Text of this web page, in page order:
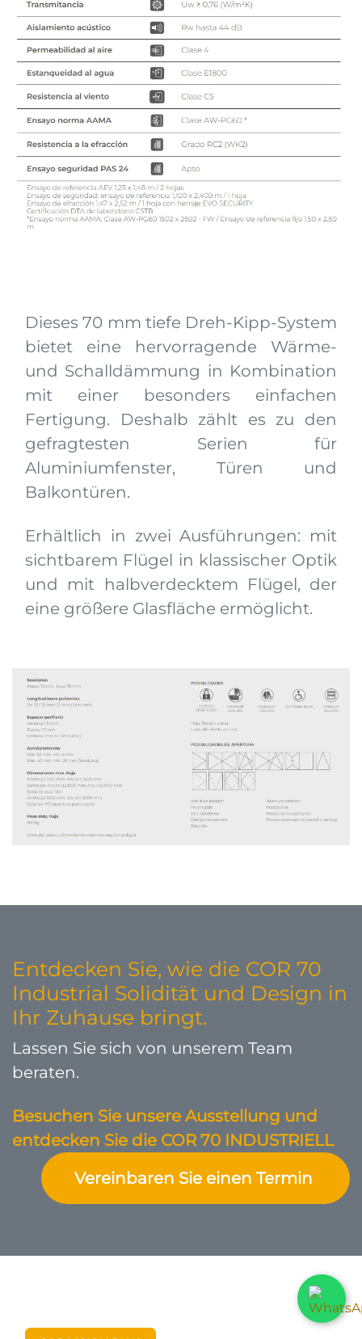
Dieses 70 mm tiefe Dreh-Kipp-System
bietet eine hervorragende Wärme-
und Schalldämmung in Kombination
mit einer besonders einfachen
Fertigung. Deshalb zählt es zu den
gefragtesten Serien für
Aluminiumfenster, Türen und
Balkontüren.
Erhältlich in zwei Ausführungen: mit
sichtbarem Flügel in klassischer Optik
und mit halbverdecktem Flügel, der
eine größere Glasfläche ermöglicht.
Entdecken Sie, wie die COR 70
Industrial Solidität und Design in
Ihr Zuhause bringt.
Lassen Sie sich von unserem Team
beraten.
Besuchen Sie unsere Ausstellung und
entdecken Sie die COR 70 INDUSTRIELL
Vereinbaren Sie einen Termin